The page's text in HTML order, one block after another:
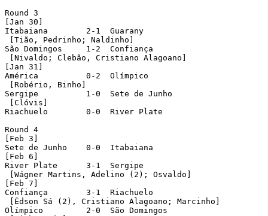
Round 3
[Jan 30]
Itabaiana	 2-1  Guarany
[Tião, Pedrinho; Naldinho]
São Domingos	 1-2  Confiança
[Nivaldo; Clebão, Cristiano Alagoano]
[Jan 31]
América		 0-2  Olímpico
[Robério, Binho]
Sergipe		 1-0  Sete de Junho
[Clóvis]
Riachuelo	 0-0  River Plate
Round 4
[Feb 3]
Sete de Junho	 0-0  Itabaiana
[Feb 6]
River Plate	 3-1  Sergipe
[Wágner Martins, Adelino (2); Osvaldo]
[Feb 7]
Confiança	 3-1  Riachuelo
[Édson Sá (2), Cristiano Alagoano; Marcinho]
Olímpico	 2-0  São Domingos